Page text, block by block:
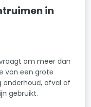
in
om meer dan
van een grote
onderhoud, afval of
gebruikt.